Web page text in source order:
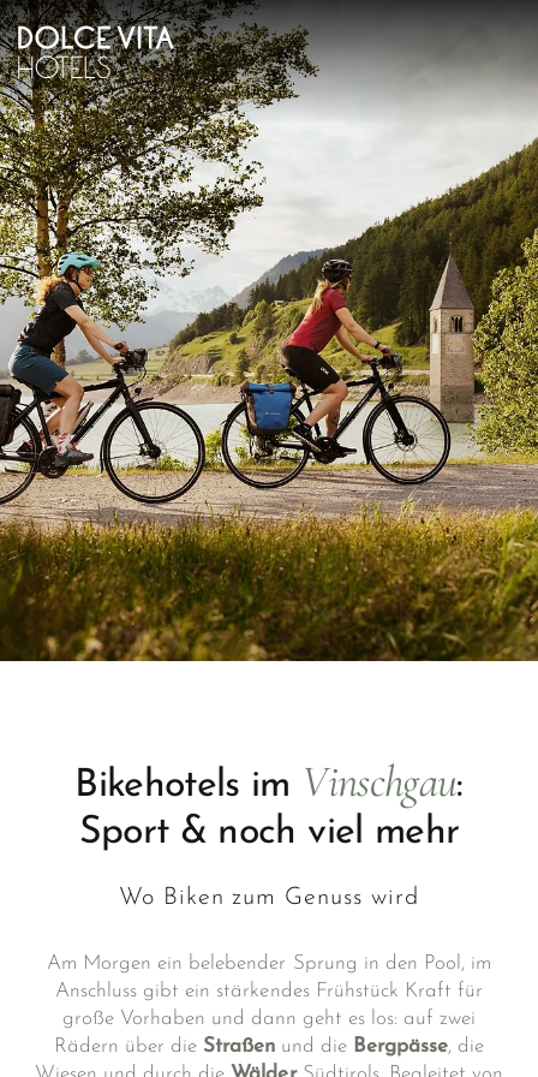
Bikehotels im Vinschgau:
Sport & noch viel mehr
Wo Biken zum Genuss wird
Am Morgen ein belebender Sprung in den Pool, im
Anschluss gibt ein stärkendes Frühstück Kraft für
große Vorhaben und dann geht es los: auf zwei
Rädern über die Straßen und die Bergpässe, die